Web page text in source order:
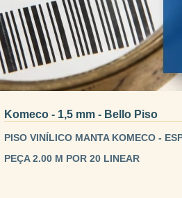
Komeco - 1,5 mm - Bello Piso
PISO VINÍLICO MANTA KOMECO -
PEÇA 2.00 M POR 20 LINEAR